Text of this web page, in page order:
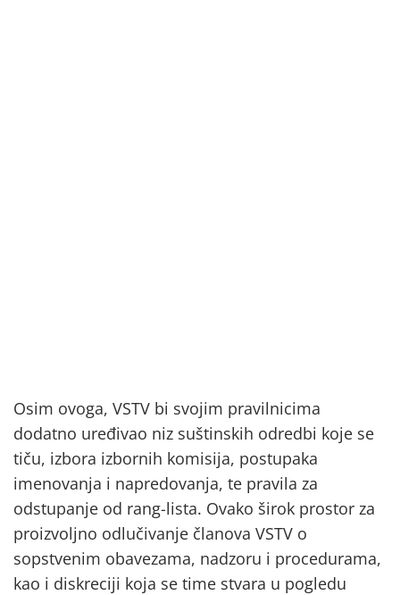
Osim ovoga, VSTV bi svojim pravilnicima
dodatno uređivao niz suštinskih odredbi koje se
tiču, izbora izbornih komisija, postupaka
imenovanja i napredovanja, te pravila za
odstupanje od rang-lista. Ovako širok prostor za
proizvoljno odlučivanje članova VSTV o
sopstvenim obavezama, nadzoru i procedurama,
kao i diskreciji koja se time stvara u pogledu